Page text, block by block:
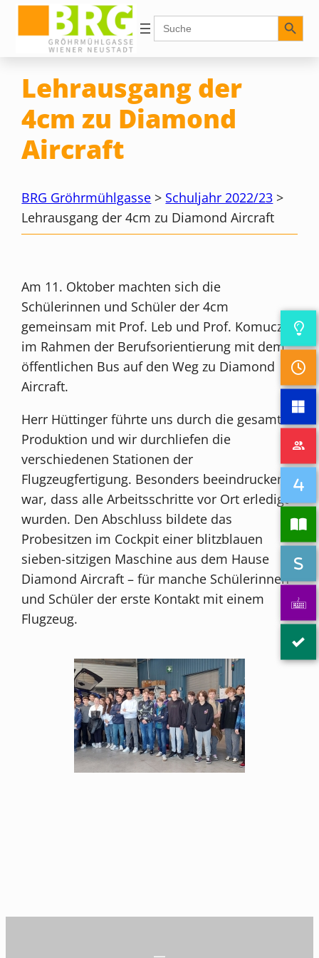
Inhalt
springen
Search
for:
Search Button
Lehrausgang der
4cm zu Diamond
Aircraft
BRG Gröhrmühlgasse > Schuljahr 2022/23 >
Lehrausgang der 4cm zu Diamond Aircraft
Am 11. Oktober machten sich die
Schülerinnen und Schüler der 4cm
gemeinsam mit Prof. Leb und Prof. Komuczky
im Rahmen der Berufsorientierung mit dem
öffentlichen Bus auf den Weg zu Diamond
Aircraft.
Herr Hüttinger führte uns durch die gesamte
Produktion und wir durchliefen die
verschiedenen Stationen der
Flugzeugfertigung. Besonders beeindruckend
war, dass alle Arbeitsschritte vor Ort erledigt
wurden. Den Abschluss bildete das
Probesitzen im Cockpit einer blitzblauen
sieben-sitzigen Maschine aus dem Hause
Diamond Aircraft – für manche Schülerinnen
und Schüler der erste Kontakt mit einem
Flugzeug.